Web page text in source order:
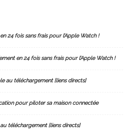
24 fois sans frais pour l’Apple Watch !
en 24 fois sans frais pour l’Apple Watch !
au téléchargement [liens directs]
pour piloter sa maison connectée
téléchargement [liens directs]